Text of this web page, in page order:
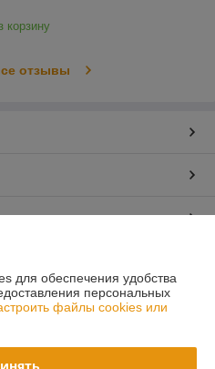
корзину
отзывы
для обеспечения удобства
персональных
файлы cookies или